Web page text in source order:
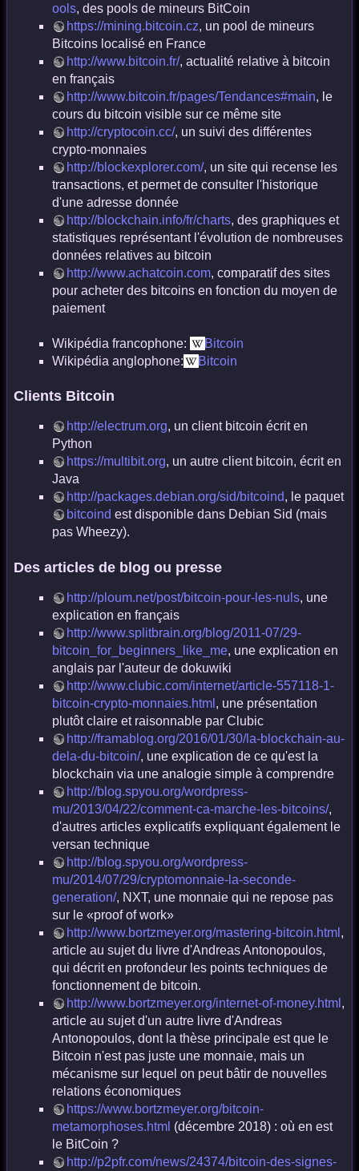
ools, des pools de mineurs BitCoin
https://mining.bitcoin.cz, un pool de mineurs
Bitcoins localisé en France
http://www.bitcoin.fr/, actualité relative à bitcoin
en français
http://www.bitcoin.fr/pages/Tendances#main, le
cours du bitcoin visible sur ce même site
http://cryptocoin.cc/, un suivi des différentes
crypto-monnaies
http://blockexplorer.com/, un site qui recense les
transactions, et permet de consulter l'historique
d'une adresse donnée
http://blockchain.info/fr/charts, des graphiques et
statistiques représentant l'évolution de nombreuses
données relatives au bitcoin
http://www.achatcoin.com, comparatif des sites
pour acheter des bitcoins en fonction du moyen de
paiement
Wikipédia francophone:
Bitcoin
Wikipédia anglophone:
Bitcoin
Clients Bitcoin
http://electrum.org, un client bitcoin écrit en
Python
https://multibit.org, un autre client bitcoin, écrit en
Java
http://packages.debian.org/sid/bitcoind, le paquet
bitcoind est disponible dans Debian Sid (mais
pas Wheezy).
Des articles de blog ou presse
http://ploum.net/post/bitcoin-pour-les-nuls, une
explication en français
http://www.splitbrain.org/blog/2011-07/29-
bitcoin_for_beginners_like_me, une explication en
anglais par l'auteur de dokuwiki
http://www.clubic.com/internet/article-557118-1-
bitcoin-crypto-monnaies.html , une présentation
plutôt claire et raisonnable par Clubic
http://framablog.org/2016/01/30/la-blockchain-au-
dela-du-bitcoin/, une explication de ce qu'est la
blockchain via une analogie simple à comprendre
http://blog.spyou.org/wordpress-
mu/2013/04/22/comment-ca-marche-les-bitcoins/,
d'autres articles explicatifs expliquant également le
versan technique
http://blog.spyou.org/wordpress-
mu/2014/07/29/cryptomonnaie-la-seconde-
generation/, NXT, une monnaie qui ne repose pas
sur le «proof of work»
http://www.bortzmeyer.org/mastering-bitcoin.html ,
article au sujet du livre d'Andreas Antonopoulos,
qui décrit en profondeur les points techniques de
fonctionnement de bitcoin.
http://www.bortzmeyer.org/internet-of-money.html ,
article au sujet d'un autre livre d'Andreas
Antonopoulos, dont la thèse principale est que le
Bitcoin n'est pas juste une monnaie, mais un
mécanisme sur lequel on peut bâtir de nouvelles
relations économiques
https://www.bortzmeyer.org/bitcoin-
metamorphoses.html (décembre 2018) : où en est
le BitCoin ?
http://p2pfr.com/news/24374/bitcoin-des-signes-